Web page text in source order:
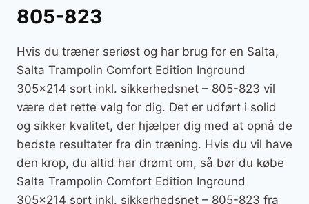
805-823
Hvis du træner seriøst og har brug for en Salta,
Salta Trampolin Comfort Edition Inground
305×214 sort inkl. sikkerhedsnet – 805-823 vil
være det rette valg for dig. Det er udført i solid
og sikker kvalitet, der hjælper dig med at opnå de
bedste resultater fra din træning. Hvis du vil have
den krop, du altid har drømt om, så bør du købe
Salta Trampolin Comfort Edition Inground
305×214 sort inkl. sikkerhedsnet – 805-823 fra